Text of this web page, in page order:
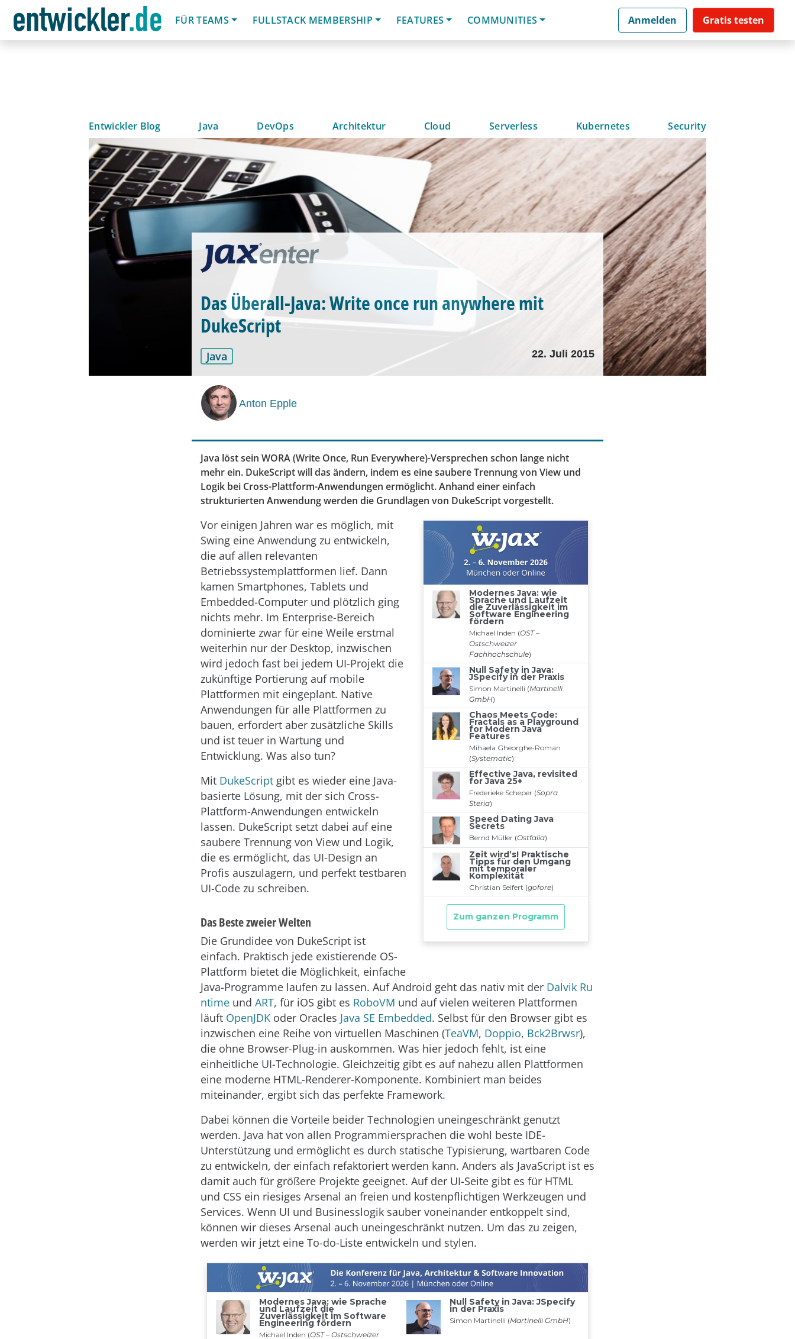
FÜR TEAMS
FULLSTACK MEMBERSHIP FEATURES COMMUNITIES Anmelden Gratis testen
Entwickler Blog Java DevOps Architektur Cloud Serverless Kubernetes Security
Das Überall-Java: Write once run anywhere mit
DukeScript
Java 22. Juli 2015
Anton Epple
Java löst sein WORA (Write Once, Run Everywhere)-Versprechen schon lange nicht
mehr ein. DukeScript will das ändern, indem es eine saubere Trennung von View und
Logik bei Cross-Plattform-Anwendungen ermöglicht. Anhand einer einfach
strukturierten Anwendung werden die Grundlagen von DukeScript vorgestellt.
Vor einigen Jahren war es möglich, mit
Swing eine Anwendung zu entwickeln,
die auf allen relevanten
Betriebssystemplattformen lief. Dann
kamen Smartphones, Tablets und
Embedded-Computer und plötzlich ging
nichts mehr. Im Enterprise-Bereich
dominierte zwar für eine Weile erstmal
weiterhin nur der Desktop, inzwischen
wird jedoch fast bei jedem UI-Projekt die
zukünftige Portierung auf mobile
Plattformen mit eingeplant. Native
Anwendungen für alle Plattformen zu
bauen, erfordert aber zusätzliche Skills
und ist teuer in Wartung und
Entwicklung. Was also tun?
Mit DukeScript gibt es wieder eine Java-
basierte Lösung, mit der sich Cross-
Plattform-Anwendungen entwickeln
lassen. DukeScript setzt dabei auf eine
saubere Trennung von View und Logik,
die es ermöglicht, das UI-Design an
Profis auszulagern, und perfekt testbaren
UI-Code zu schreiben.
Das Beste zweier Welten
Die Grundidee von DukeScript ist
einfach. Praktisch jede existierende OS-
Plattform bietet die Möglichkeit, einfache
Java-Programme laufen zu lassen. Auf Android geht das nativ mit der Dalvik Ru
ntime und ART, für iOS gibt es RoboVM und auf vielen weiteren Plattformen
läuft OpenJDK oder Oracles Java SE Embedded. Selbst für den Browser gibt es
inzwischen eine Reihe von virtuellen Maschinen (TeaVM, Doppio, Bck2Brwsr),
die ohne Browser-Plug-in auskommen. Was hier jedoch fehlt, ist eine
einheitliche UI-Technologie. Gleichzeitig gibt es auf nahezu allen Plattformen
eine moderne HTML-Renderer-Komponente. Kombiniert man beides
miteinander, ergibt sich das perfekte Framework.
Dabei können die Vorteile beider Technologien uneingeschränkt genutzt
werden. Java hat von allen Programmiersprachen die wohl beste IDE-
Unterstützung und ermöglicht es durch statische Typisierung, wartbaren Code
zu entwickeln, der einfach refaktoriert werden kann. Anders als JavaScript ist es
damit auch für größere Projekte geeignet. Auf der UI-Seite gibt es für HTML
und CSS ein riesiges Arsenal an freien und kostenpflichtigen Werkzeugen und
Services. Wenn UI und Businesslogik sauber voneinander entkoppelt sind,
können wir dieses Arsenal auch uneingeschränkt nutzen. Um das zu zeigen,
werden wir jetzt eine To-do-Liste entwickeln und stylen.